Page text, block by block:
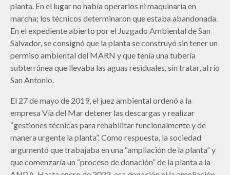
planta. En el lugar no había operarios ni maquinaria en
marcha; los técnicos determinaron que estaba abandonada.
En el expediente abierto por el Juzgado Ambiental de San
Salvador, se consignó que la planta se construyó sin tener un
permiso ambiental del MARN y que tenía una tubería
subterránea que llevaba las aguas residuales, sin tratar, al río
San Antonio.
El 27 de mayo de 2019, el juez ambiental ordenó a la
empresa Vía del Mar detener las descargas y realizar
“gestiones técnicas para rehabilitar funcionalmente y de
manera urgente la planta”. Como respuesta, la sociedad
argumentó que trabajaba en una “ampliación de la planta” y
que comenzaría un “proceso de donación” de la planta a la